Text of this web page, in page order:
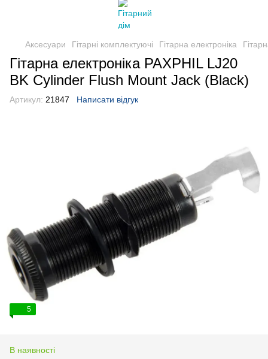
Аксесуари Гітарні комплектуючі Гітарна електроніка
Гітарна електроніка PAXPHIL LJ20
BK Cylinder Flush Mount Jack (Black)
Артикул: 21847 Написати відгук
5
В наявності